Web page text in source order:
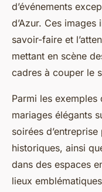
d’événements
d’Azur. Ces
savoir-faire et
mettant en scène
cadres à couper le
Parmi les exemples
mariages élégants
soirées
historiques, ainsi
dans des espaces
lieux